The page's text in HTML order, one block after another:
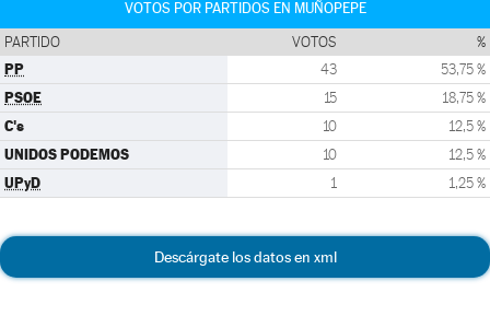
VOTOS POR PARTIDOS EN MUÑOPEPE
PARTIDO VOTOS %
PP 43 53,75 %
PSOE 15 18,75 %
C's 10 12,5 %
UNIDOS PODEMOS 10 12,5 %
UPyD 1 1,25 %
Descárgate los datos en xml